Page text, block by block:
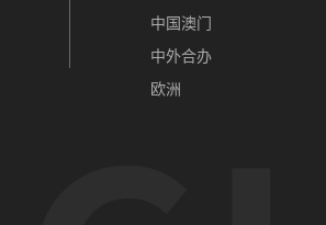
中国澳门
中外合办
欧洲